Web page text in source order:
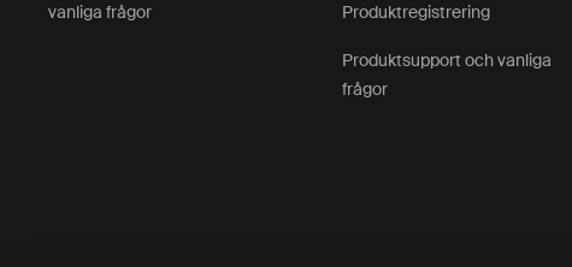
vanliga frågor
Produktregistrering
Produktsupport och vanliga
frågor